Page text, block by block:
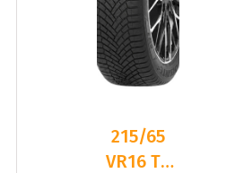
215/65
VR16 TL